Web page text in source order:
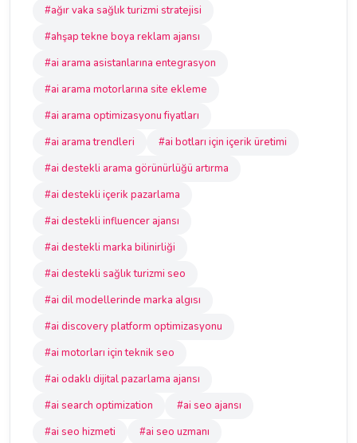
#ağır vaka sağlık turizmi stratejisi
#ahşap tekne boya reklam ajansı
#ai arama asistanlarına entegrasyon
#ai arama motorlarına site ekleme
#ai arama optimizasyonu fiyatları
#ai arama trendleri
#ai botları için içerik üretimi
#ai destekli arama görünürlüğü artırma
#ai destekli içerik pazarlama
#ai destekli influencer ajansı
#ai destekli marka bilinirliği
#ai destekli sağlık turizmi seo
#ai dil modellerinde marka algısı
#ai discovery platform optimizasyonu
#ai motorları için teknik seo
#ai odaklı dijital pazarlama ajansı
#ai search optimization
#ai seo ajansı
#ai seo hizmeti
#ai seo uzmanı